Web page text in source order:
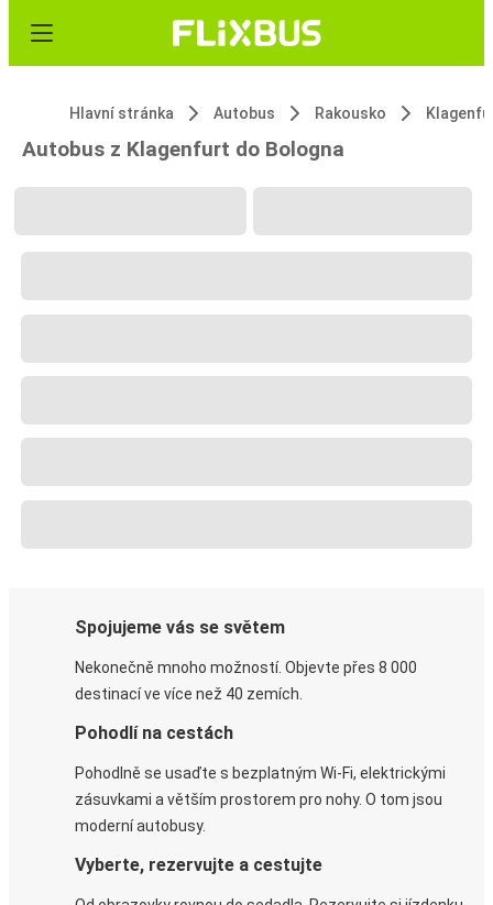
Hlavní stránka Autobus Rakousko
Autobus z Klagenfurt do Bologna
Spojujeme vás se světem
Nekonečně mnoho možností. Objevte přes 8 000
destinací ve více než 40 zemích.
Pohodlí na cestách
Pohodlně se usaďte s bezplatným Wi-Fi, elektrickými
zásuvkami a větším prostorem pro nohy. O tom jsou
moderní autobusy.
Vyberte, rezervujte a cestujte